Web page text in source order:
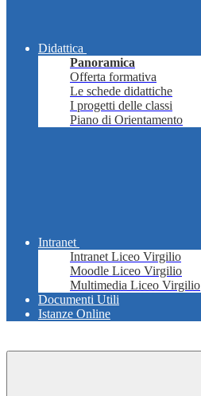
Didattica
Panoramica
Offerta formativa
Le schede didattiche
I progetti delle classi
Piano di Orientamento
Intranet
Intranet Liceo Virgilio
Moodle Liceo Virgilio
Multimedia Liceo Virgilio
Documenti Utili
Istanze Online